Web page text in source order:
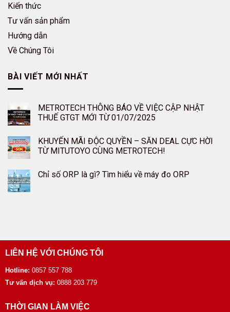
Kiến thức
Tư vấn sản phẩm
Hướng dẫn
Về Chúng Tôi
BÀI VIẾT MỚI NHẤT
METROTECH THÔNG BÁO VỀ VIỆC CẬP NHẬT
THUẾ GTGT MỚI TỪ 01/07/2025
KHUYẾN MÃI ĐỘC QUYỀN – SĂN DEAL CỰC HỜI
TỪ MITUTOYO CÙNG METROTECH!
Chỉ số ORP là gì? Tìm hiểu về máy đo ORP
LIÊN HỆ VỚI CHÚNG TÔI
Hotline: 0857 557 788
Tư vấn dịch vụ: 0888 203 779
THỜI GIAN LÀM VIỆC